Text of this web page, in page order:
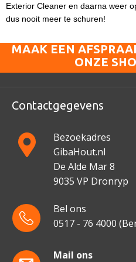
Exterior Cleaner en daarna weer
dus nooit meer te schuren!
MAAK EEN
ONZE
Contactgegevens
Bezoekadres
GibaHout.nl
De Alde Mar 8
9035 VP Dronryp
Bel ons
0517 - 76 4000
Mail ons